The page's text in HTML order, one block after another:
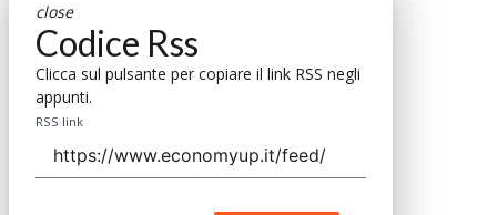
close
Codice Rss
Clicca sul pulsante per copiare il link RSS negli
appunti.
RSS link